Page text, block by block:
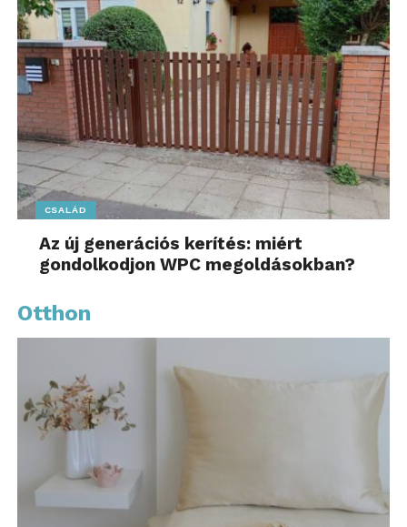
CSALÁD
Az új generációs kerítés: miért
gondolkodjon WPC megoldásokban?
Otthon